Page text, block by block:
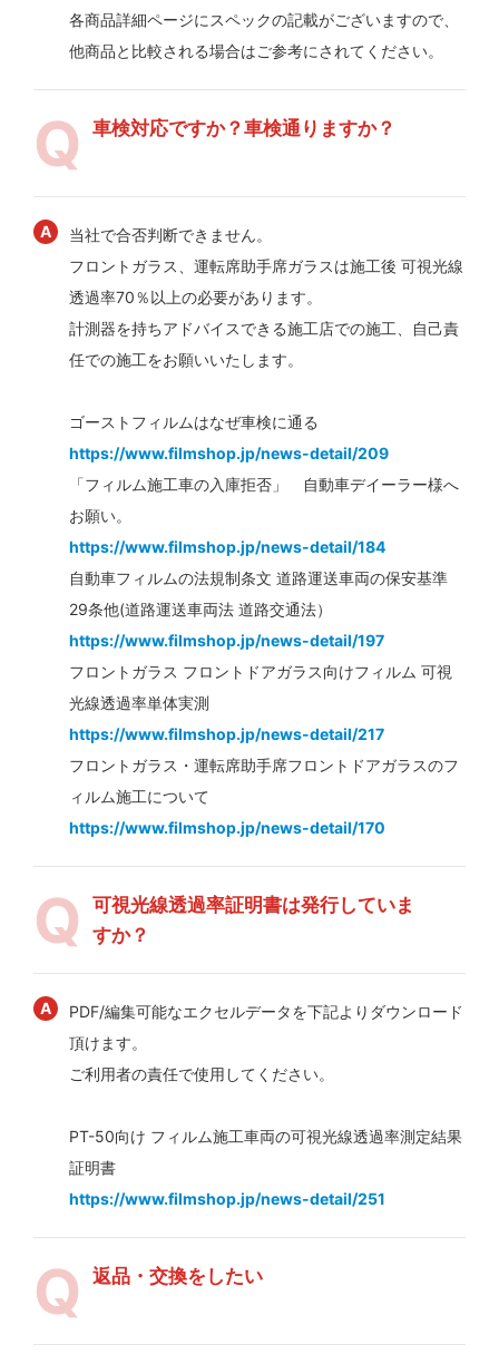
各商品詳細ページにスペックの記載がございますので、
他商品と比較される場合はご参考にされてください。
車検対応ですか？車検通りますか？
当社で合否判断できません。
フロントガラス、運転席助手席ガラスは施工後 可視光線
透過率70％以上の必要があります。
計測器を持ちアドバイスできる施工店での施工、自己責
任での施工をお願いいたします。
ゴーストフィルムはなぜ車検に通る
https://www.filmshop.jp/news-detail/209
「フィルム施工車の入庫拒否」 自動車デイーラー様へ
お願い。
https://www.filmshop.jp/news-detail/184
自動車フィルムの法規制条文 道路運送車両の保安基準
29条他(道路運送車両法 道路交通法）
https://www.filmshop.jp/news-detail/197
フロントガラス フロントドアガラス向けフィルム 可視
光線透過率単体実測
https://www.filmshop.jp/news-detail/217
フロントガラス・運転席助手席フロントドアガラスのフ
ィルム施工について
https://www.filmshop.jp/news-detail/170
可視光線透過率証明書は発行していま
すか？
PDF/編集可能なエクセルデータを下記よりダウンロード
頂けます。
ご利用者の責任で使用してください。
PT-50向け フィルム施工車両の可視光線透過率測定結果
証明書
https://www.filmshop.jp/news-detail/251
返品・交換をしたい